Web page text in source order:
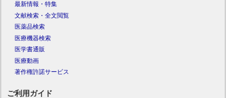
最新情報・特集
文献検索・全文閲覧
医薬品検索
医療機器検索
医学書通販
医療動画
著作権許諾サービス
ご利用ガイド